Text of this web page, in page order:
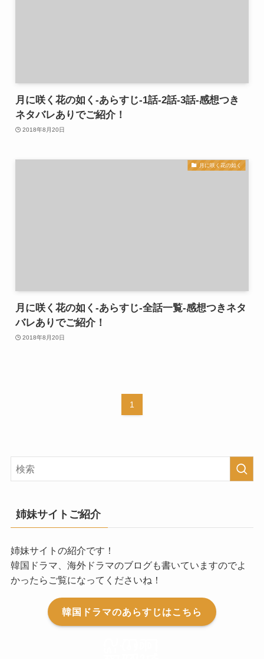
月に咲く花の如く-あらすじ-1話-2話-3話-感想つき
ネタバレありでご紹介！
2018年8月20日
月に咲く花の如く
月に咲く花の如く-あらすじ-全話一覧-感想つきネタ
バレありでご紹介！
2018年8月20日
1
姉妹サイトご紹介
姉妹サイトの紹介です！
韓国ドラマ、海外ドラマのブログも書いていますのでよ
かったらご覧になってくださいね！
韓国ドラマのあらすじはこちら